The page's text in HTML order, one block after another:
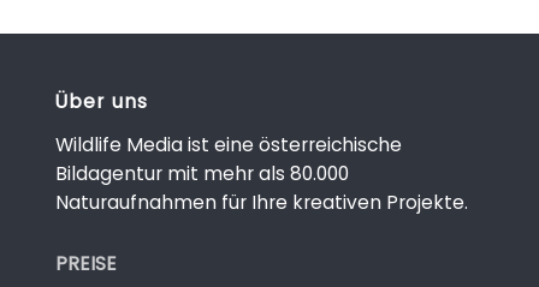
Über uns
Wildlife Media ist eine österreichische
Bildagentur mit mehr als 80.000
Naturaufnahmen für Ihre kreativen Projekte.
PREISE